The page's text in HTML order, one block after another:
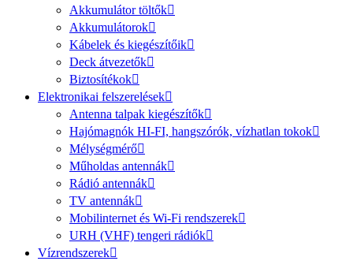
Akkumulátor töltők
Akkumulátorok
Kábelek és kiegészítőik
Deck átvezetők
Biztosítékok
Elektronikai felszerelések
Antenna talpak kiegészítők
Hajómagnók HI-FI, hangszórók, vízhatlan tokok
Mélységmérő
Műholdas antennák
Rádió antennák
TV antennák
Mobilinternet és Wi-Fi rendszerek
URH (VHF) tengeri rádiók
Vízrendszerek